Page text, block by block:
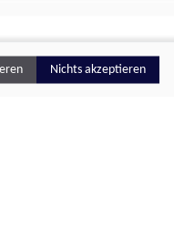
Nichts akzeptieren